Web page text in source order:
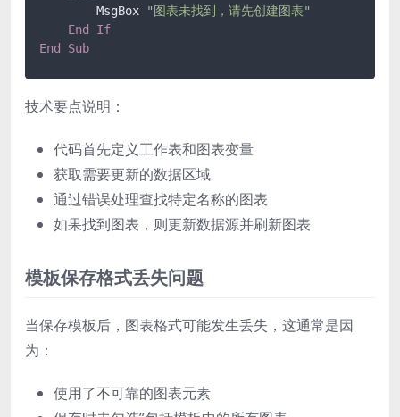
        MsgBox
"图表未找到，请先创建图表"
End
If
End
Sub
技术要点说明：
代码首先定义工作表和图表变量
获取需要更新的数据区域
通过错误处理查找特定名称的图表
如果找到图表，则更新数据源并刷新图表
模板保存格式丢失问题
当保存模板后，图表格式可能发生丢失，这通常是因
为：
使用了不可靠的图表元素